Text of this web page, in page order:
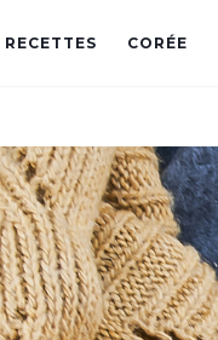
RECETTES CORÉE